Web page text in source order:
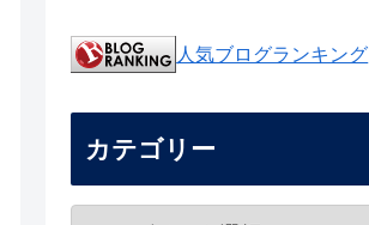
人気ブログランキング
カテゴリー